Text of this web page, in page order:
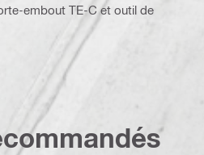
embout TE-C et outil de